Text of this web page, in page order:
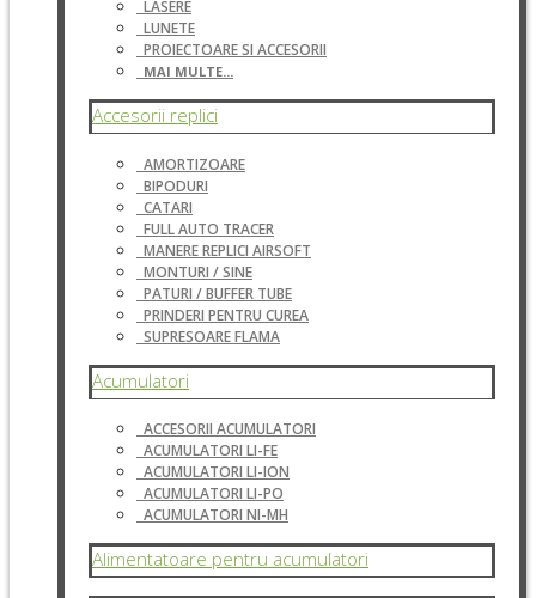
LASERE
LUNETE
PROIECTOARE SI ACCESORII
MAI MULTE...
Accesorii replici
AMORTIZOARE
BIPODURI
CATARI
FULL AUTO TRACER
MANERE REPLICI AIRSOFT
MONTURI / SINE
PATURI / BUFFER TUBE
PRINDERI PENTRU CUREA
SUPRESOARE FLAMA
Acumulatori
ACCESORII ACUMULATORI
ACUMULATORI LI-FE
ACUMULATORI LI-ION
ACUMULATORI LI-PO
ACUMULATORI NI-MH
Alimentatoare pentru acumulatori